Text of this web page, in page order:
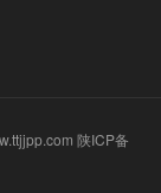
陕ICP备